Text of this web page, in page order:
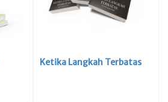
Ketika Langkah Terbatas